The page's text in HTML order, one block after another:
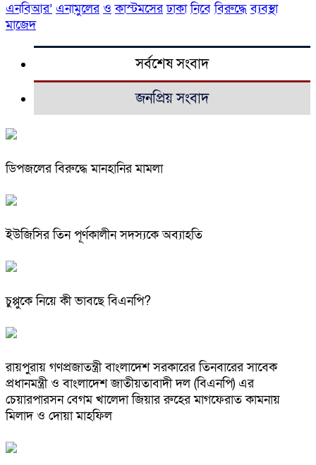
এনবিআর’ এনামুলের ও কাস্টমসের ঢাকা নিবে বিরুদ্ধে ব্যবস্থা
মাজেদ
সর্বশেষ সংবাদ
জনপ্রিয় সংবাদ
ডিপজলের বিরুদ্ধে মানহানির মামলা
ইউজিসির তিন পূর্ণকালীন সদস্যকে অব্যাহতি
চুপ্পুকে নিয়ে কী ভাবছে বিএনপি?
রায়পুরায় গণপ্রজাতন্ত্রী বাংলাদেশ সরকারের তিনবারের সাবেক
প্রধানমন্ত্রী ও বাংলাদেশ জাতীয়তাবাদী দল (বিএনপি) এর
চেয়ারপারসন বেগম খালেদা জিয়ার রুহের মাগফেরাত কামনায়
মিলাদ ও দোয়া মাহফিল